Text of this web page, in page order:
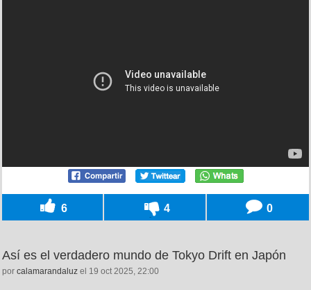
6 4 0
Así es el verdadero mundo de Tokyo Drift en Japón
por calamarandaluz el 19 oct 2025, 22:00